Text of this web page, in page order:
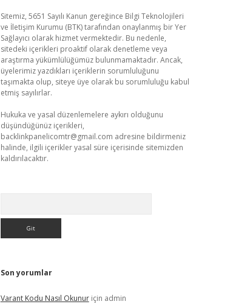
Sitemiz, 5651 Sayılı Kanun gereğince Bilgi Teknolojileri
ve İletişim Kurumu (BTK) tarafından onaylanmış bir Yer
Sağlayıcı olarak hizmet vermektedir. Bu nedenle,
sitedeki içerikleri proaktif olarak denetleme veya
araştırma yükümlülüğümüz bulunmamaktadır. Ancak,
üyelerimiz yazdıkları içeriklerin sorumluluğunu
taşımakta olup, siteye üye olarak bu sorumluluğu kabul
etmiş sayılırlar.
Hukuka ve yasal düzenlemelere aykırı olduğunu
düşündüğünüz içerikleri,
backlinkpanelicomtr@gmail.com adresine bildirmeniz
halinde, ilgili içerikler yasal süre içerisinde sitemizden
kaldırılacaktır.
Son yorumlar
Varant Kodu Nasıl Okunuriçin admin